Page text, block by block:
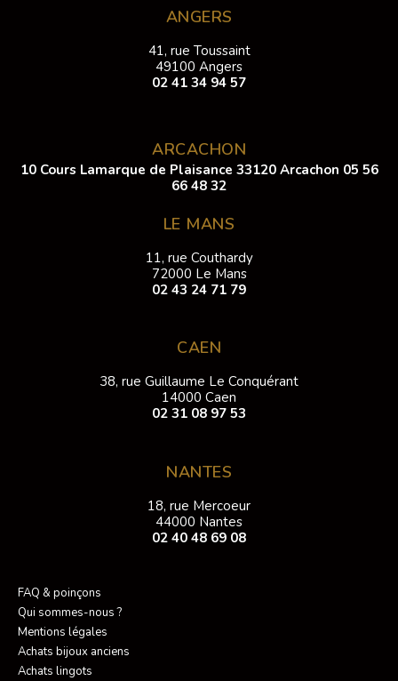
ANGERS
41, rue Toussaint
49100 Angers
02 41 34 94 57
ARCACHON
10 Cours Lamarque de Plaisance 33120 Arcachon 05 56
66 48 32
LE MANS
11, rue Couthardy
72000 Le Mans
02 43 24 71 79
CAEN
38, rue Guillaume Le Conquérant
14000 Caen
02 31 08 97 53
NANTES
18, rue Mercoeur
44000 Nantes
02 40 48 69 08
FAQ & poinçons
Qui sommes-nous ?
Mentions légales
Achats bijoux anciens
Achats lingots